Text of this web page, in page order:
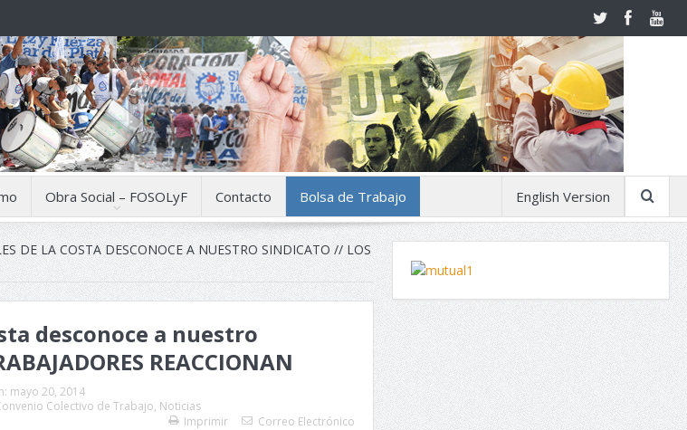
Obra Social – FOSOLyF Contacto Bolsa de Trabajo English Version
DE LA COSTA DESCONOCE A NUESTRO SINDICATO // LOS
desconoce a nuestro
REACCIONAN
mayo 20, 2014
Colectivo de Trabajo, Noticias
Imprimir
Correo Electrónico